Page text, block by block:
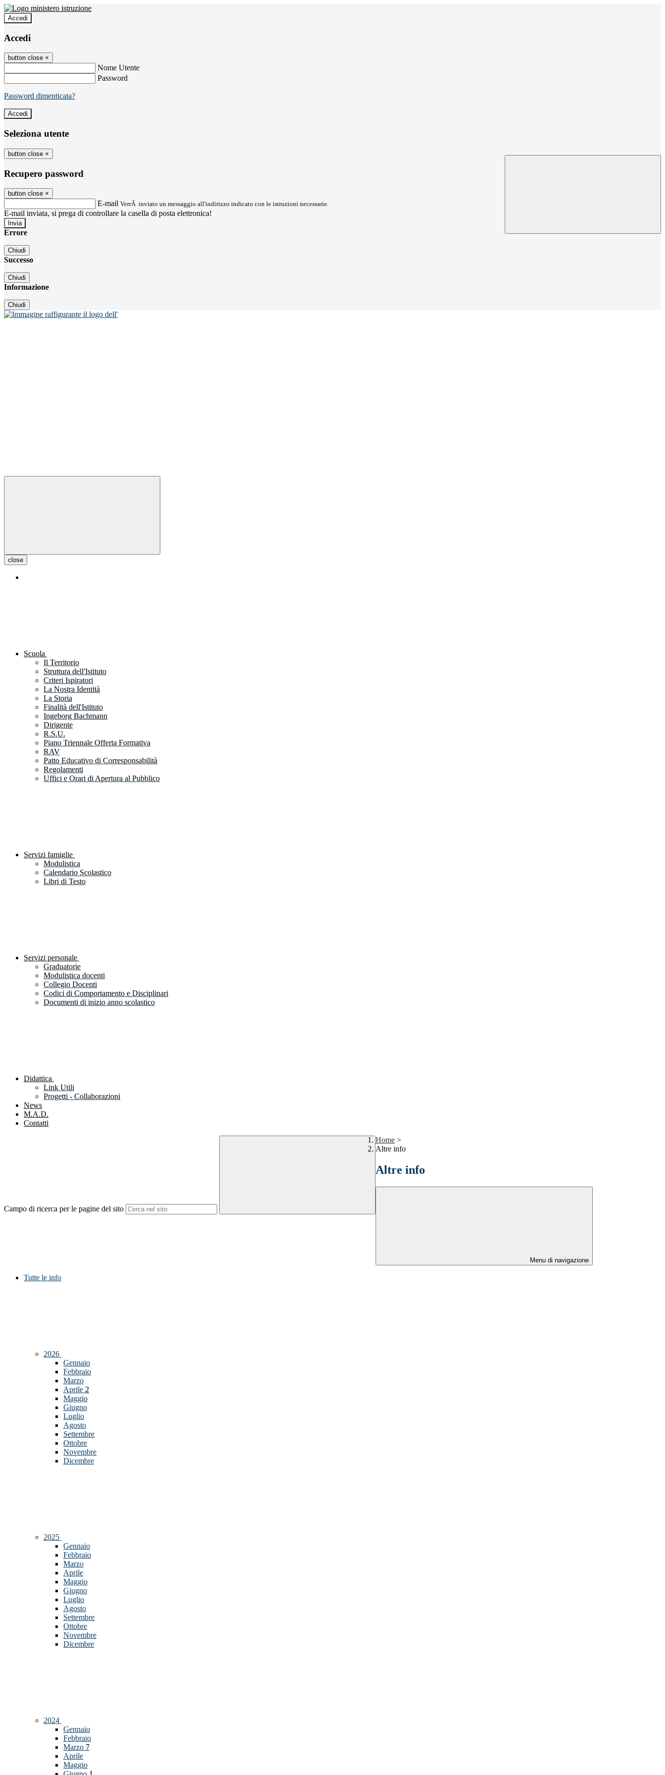
Accedi
Accedi
button close ×
Nome Utente
Password
Password dimenticata?
Seleziona utente
button close ×
Recupero password
button close ×
E-mail VerrÃ inviato un messaggio all'indirizzo indicato con le istruzioni necessarie.
E-mail inviata, si prega di controllare la casella di posta elettronica!
Errore
Chiudi
Successo
Chiudi
Informazione
Chiudi
close
Scuola
Il Territorio
Struttura dell'Istituto
Criteri Ispiratori
La Nostra Identità
La Storia
Finalità dell'Istituto
Ingeborg Bachmann
Dirigente
R.S.U.
Piano Triennale Offerta Formativa
RAV
Patto Educativo di Corresponsabilità
Regolamenti
Uffici e Orari di Apertura al Pubblico
Servizi famiglie
Modulistica
Calendario Scolastico
Libri di Testo
Servizi personale
Graduatorie
Modulistica docenti
Collegio Docenti
Codici di Comportamento e Disciplinari
Documenti di inizio anno scolastico
Didattica
Link Utili
Progetti - Collaborazioni
News
M.A.D.
Contatti
Campo di ricerca per le pagine del sito
Home >
Altre info
Altre info
Menu di navigazione
Tutte le info
2026
Gennaio
Febbraio
Marzo
Aprile 2
Maggio
Giugno
Luglio
Agosto
Settembre
Ottobre
Novembre
Dicembre
2025
Gennaio
Febbraio
Marzo
Aprile
Maggio
Giugno
Luglio
Agosto
Settembre
Ottobre
Novembre
Dicembre
2024
Gennaio
Febbraio
Marzo 7
Aprile
Maggio